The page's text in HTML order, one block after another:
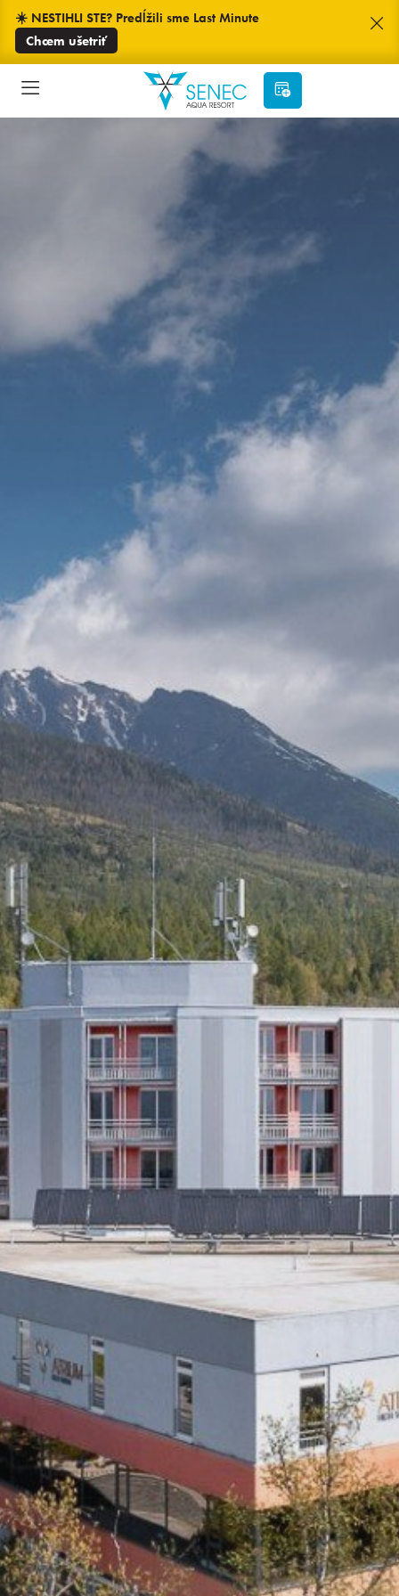
☀️ NESTIHLI STE? Predĺžili sme Last Minute
Chcem ušetriť
Zabudnuté heslo
Pobyty
Zážitky pre deti
Priestory & služby
Gastronómia
Aquapark & Spa
O nás